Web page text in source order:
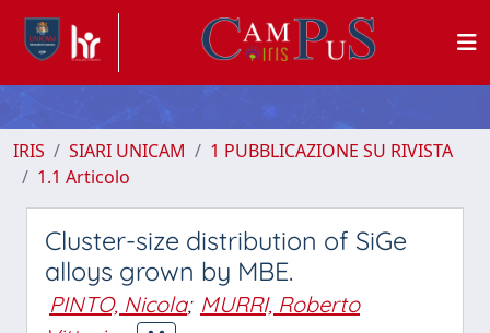
IRIS SIARI UNICAM
1 PUBBLICAZIONE SU RIVISTA
1.1 Articolo
Cluster-size distribution of SiGe
alloys grown by MBE.
PINTO, Nicola; MURRI, Roberto